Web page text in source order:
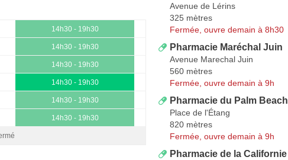
14h30 - 19h30
14h30 - 19h30
14h30 - 19h30
14h30 - 19h30
14h30 - 19h30
14h30 - 19h30
Avenue de Lérins
325 mètres
Fermée, ouvre demain à 8h30
Pharmacie Maréchal Juin
Avenue Marechal Juin
560 mètres
Fermée, ouvre demain à 9h
Pharmacie du Palm Beach
Place de l'Étang
820 mètres
Fermée, ouvre demain à 9h
Pharmacie de la Californie